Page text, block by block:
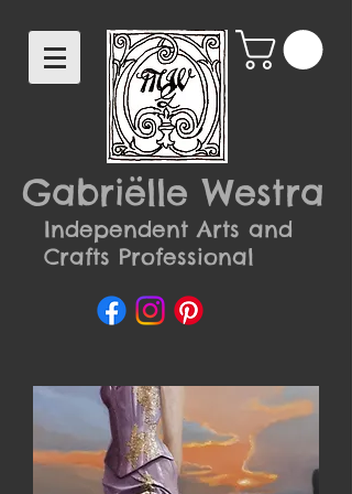
Gabriëlle Westra
Independent Arts and
Crafts Professional